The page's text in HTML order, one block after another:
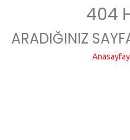
404
ARADIĞINIZ